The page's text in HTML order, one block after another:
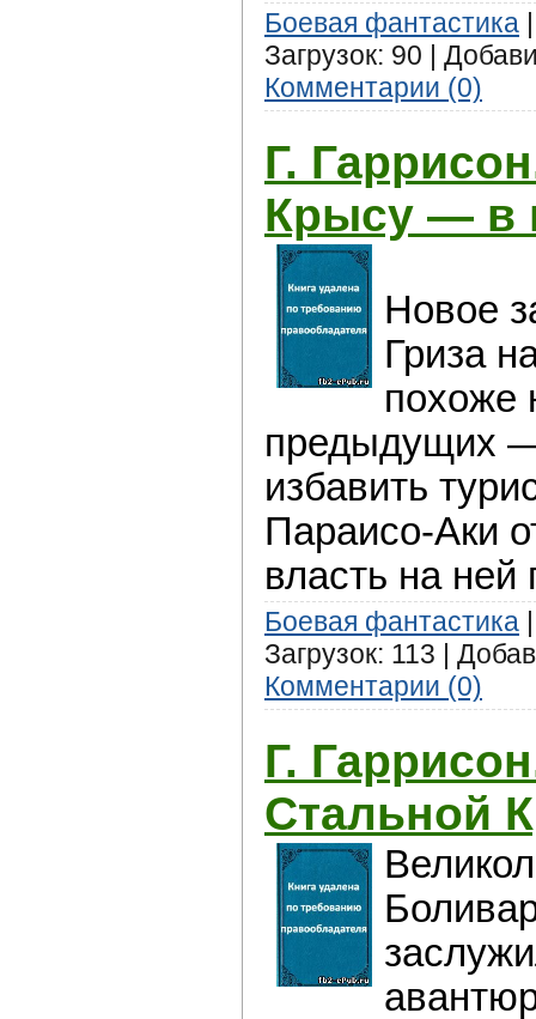
Боевая фантастика
Загрузок: 90 |
Комментарии (0)
Г.
Крысу — в
Новое
Гриза
похоже
предыдущих
избавить
Параисо-Аки
власть на ней
Боевая фантастика
Загрузок: 113 |
Комментарии (0)
Г.
Стальной